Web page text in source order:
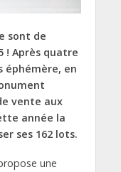
sont de
! Après quatre
éphémère, en
vente aux
année la
ses 162 lots.
une